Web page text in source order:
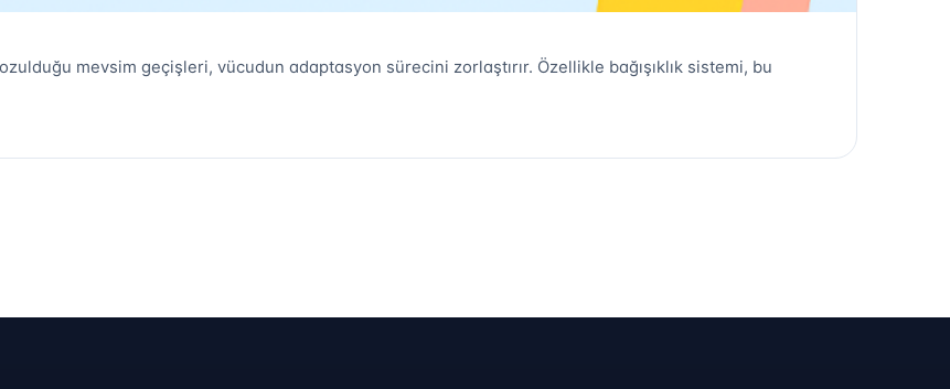
mevsim geçişleri, vücudun adaptasyon sürecini zorlaştırır. Özellikle bağışıklık sistemi, bu